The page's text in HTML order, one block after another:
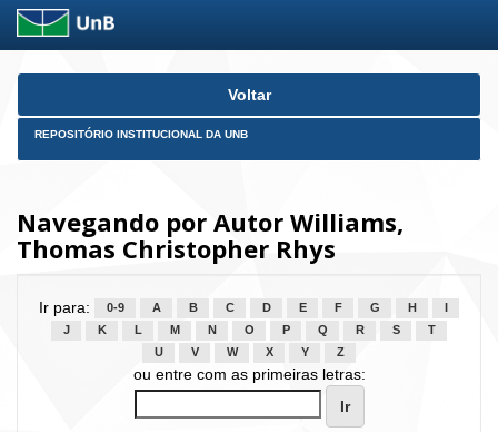
Skip
Voltar
REPOSITÓRIO INSTITUCIONAL DA UNB
Navegando por Autor Williams,
Thomas Christopher Rhys
Ir para: 0-9 A B C D E F G H
J
K L M N O P Q R S
T
U
V W X Y Z
ou entre com as primeiras letras: